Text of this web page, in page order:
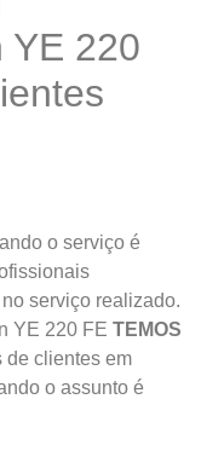
YE 220
o serviço é
serviço realizado.
YE 220 FE TEMOS
de clientes em
o assunto é